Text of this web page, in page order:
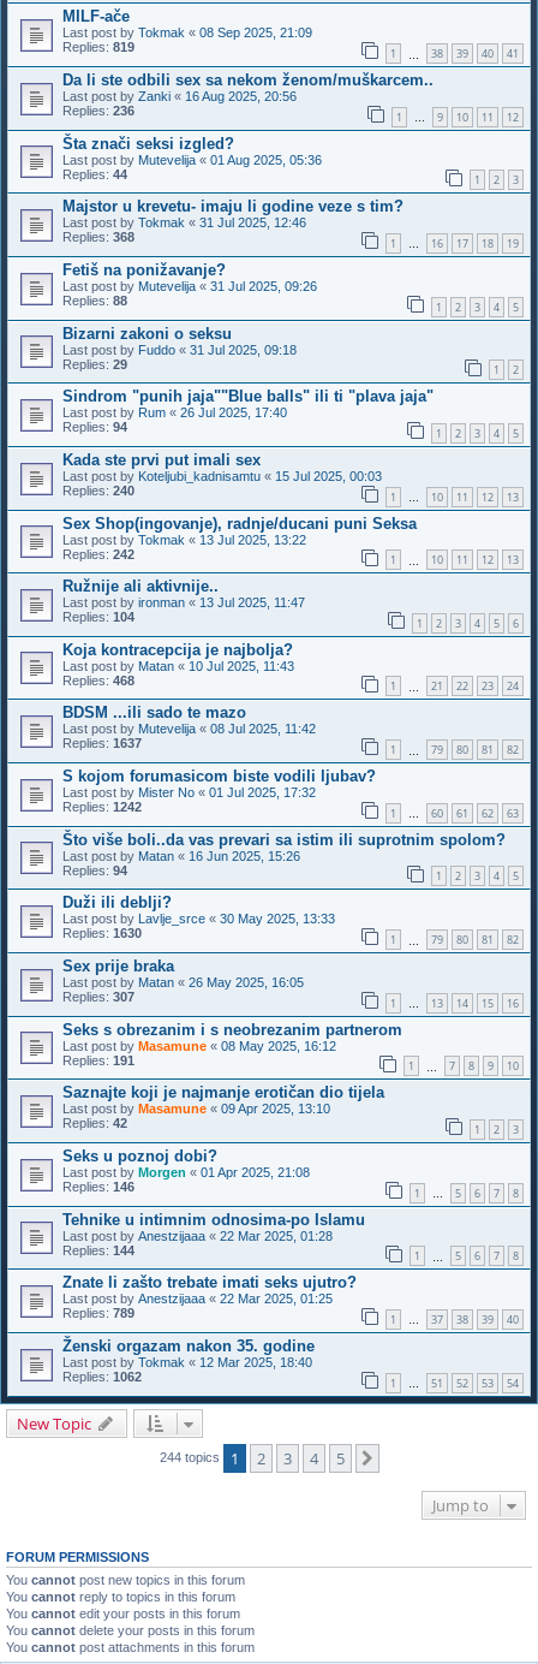
MILF-ače
Last post by Tokmak « 08 Sep 2025, 21:09
Replies: 819 1 38 39 40 41
Da li ste odbili sex sa nekom ženom/muškarcem..
Last post by Zanki « 16 Aug 2025, 20:56
Replies: 236 1 … 9 10 11 12
Šta znači seksi izgled?
Last post by Mutevelija « 01 Aug 2025, 05:36
Replies: 44 1 2 3
Majstor u krevetu- imaju li godine veze s tim?
Last post by Tokmak « 31 Jul 2025, 12:46
Replies: 368 1 … 16 17 18 19
Fetiš na ponižavanje?
Last post by Mutevelija « 31 Jul 2025, 09:26
Replies: 88 1 2 3 4 5
Bizarni zakoni o seksu
Last post by Fuddo « 31 Jul 2025, 09:18
Replies: 29 1 2
Sindrom "punih jaja""Blue balls" ili ti "plava jaja"
Last post by Rum « 26 Jul 2025, 17:40
Replies: 94 1 2 3 4 5
Kada ste prvi put imali sex
Last post by Koteljubi_kadnisamtu « 15 Jul 2025, 00:03
Replies: 240 1 … 10 11 12 13
Sex Shop(ingovanje), radnje/ducani puni Seksa
Last post by Tokmak « 13 Jul 2025, 13:22
Replies: 242 1 10 11 12 13
Ružnije ali aktivnije..
Last post by ironman « 13 Jul 2025, 11:47
Replies: 104 1 2 3 4 5 6
Koja kontracepcija je najbolja?
Last post by Matan « 10 Jul 2025, 11:43
Replies: 468 1 21 22 23 24
BDSM ...ili sado te mazo
Last post by Mutevelija « 08 Jul 2025, 11:42
Replies: 1637 1 79 80 81 82
S kojom forumasicom biste vodili ljubav?
Last post by Mister No « 01 Jul 2025, 17:32
Replies: 1242 1 … 60 61 62 63
Što više boli..da vas prevari sa istim ili suprotnim spolom?
Last post by Matan « 16 Jun 2025, 15:26
Replies: 94 1 2 3 4 5
Duži ili deblji?
Last post by Lavlje_srce « 30 May 2025, 13:33
Replies: 1630 1 79 80 81 82
Sex prije braka
Last post by Matan « 26 May 2025, 16:05
Replies: 307 1 … 13 14 15 16
Seks s obrezanim i s neobrezanim partnerom
Last post by Masamune « 08 May 2025, 16:12
Replies: 191 1 7 8 9 10
Saznajte koji je najmanje erotičan dio tijela
Last post by Masamune « 09 Apr 2025, 13:10
Replies: 42 1 2 3
Seks u poznoj dobi?
Last post by Morgen « 01 Apr 2025, 21:08
Replies: 146 1 … 5 6 7 8
Tehnike u intimnim odnosima-po Islamu
Last post by Anestzijaaa « 22 Mar 2025, 01:28
Replies: 144 1 5 6 7 8
Znate li zašto trebate imati seks ujutro?
Last post by Anestzijaaa « 22 Mar 2025, 01:25
Replies: 789 1 … 37 38 39 40
Ženski orgazam nakon 35. godine
Last post by Tokmak « 12 Mar 2025, 18:40
Replies: 1062 1 51 52 53 54
New Topic
244 topics 1 2 3 4 5
Jump to
FORUM PERMISSIONS
You cannot post new topics in this forum
You cannot reply to topics in this forum
You cannot edit your posts in this forum
You cannot delete your posts in this forum
You cannot post attachments in this forum